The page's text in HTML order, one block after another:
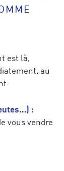
est là,
au
:
vous vendre